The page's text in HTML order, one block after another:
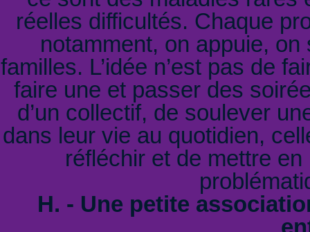
réelles difficultés. Chaque
notamment, on appuie,
familles. L’idée n’est pas de
faire une et passer des
d’un collectif, de soulever
dans leur vie au quotidien,
réfléchir et de mettre
H. - Une petite